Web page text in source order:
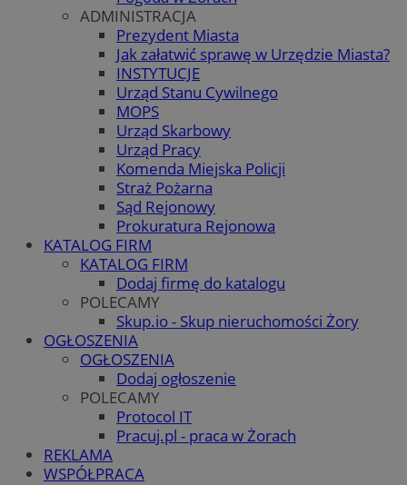
ADMINISTRACJA
Prezydent Miasta
Jak załatwić sprawę w Urzędzie Miasta?
INSTYTUCJE
Urząd Stanu Cywilnego
MOPS
Urząd Skarbowy
Urząd Pracy
Komenda Miejska Policji
Straż Pożarna
Sąd Rejonowy
Prokuratura Rejonowa
KATALOG FIRM
KATALOG FIRM
Dodaj firmę do katalogu
POLECAMY
Skup.io - Skup nieruchomości Żory
OGŁOSZENIA
OGŁOSZENIA
Dodaj ogłoszenie
POLECAMY
Protocol IT
Pracuj.pl - praca w Żorach
REKLAMA
WSPÓŁPRACA